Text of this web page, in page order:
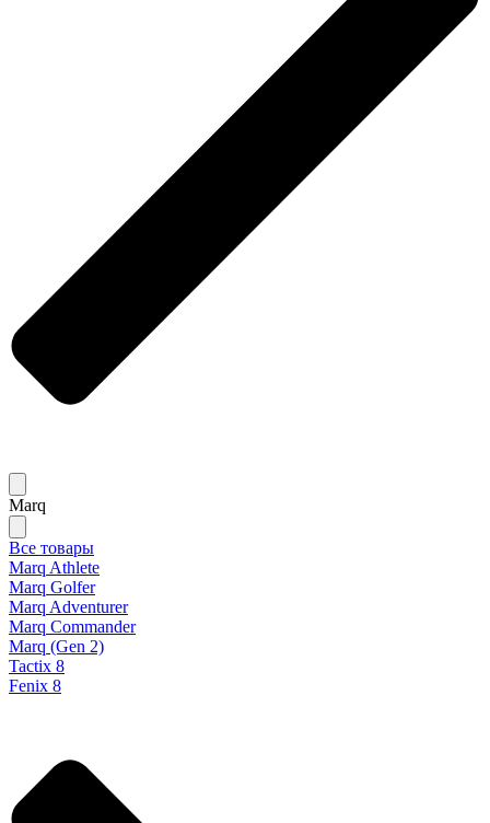
Marq
Все товары
Marq Athlete
Marq Golfer
Marq Adventurer
Marq Commander
Marq (Gen 2)
Tactix 8
Fenix 8